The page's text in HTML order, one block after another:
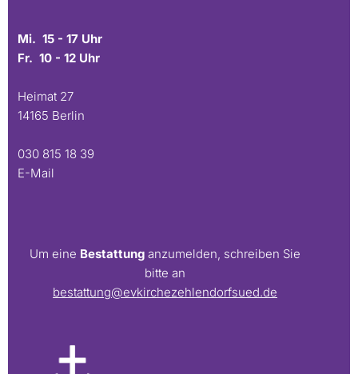
Mi. 15 - 17 Uhr
Fr. 10 - 12 Uhr
Heimat 27
14165 Berlin
030 815 18 39
E-Mail
Um eine Bestattung anzumelden, schreiben Sie
bitte an
bestattung@evkirchezehlendorfsued.de